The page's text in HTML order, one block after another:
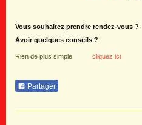
Vous souhaitez prendre rendez-vous ?
Avoir quelques conseils ?
Rien de plus simple cliquez ici
Partager